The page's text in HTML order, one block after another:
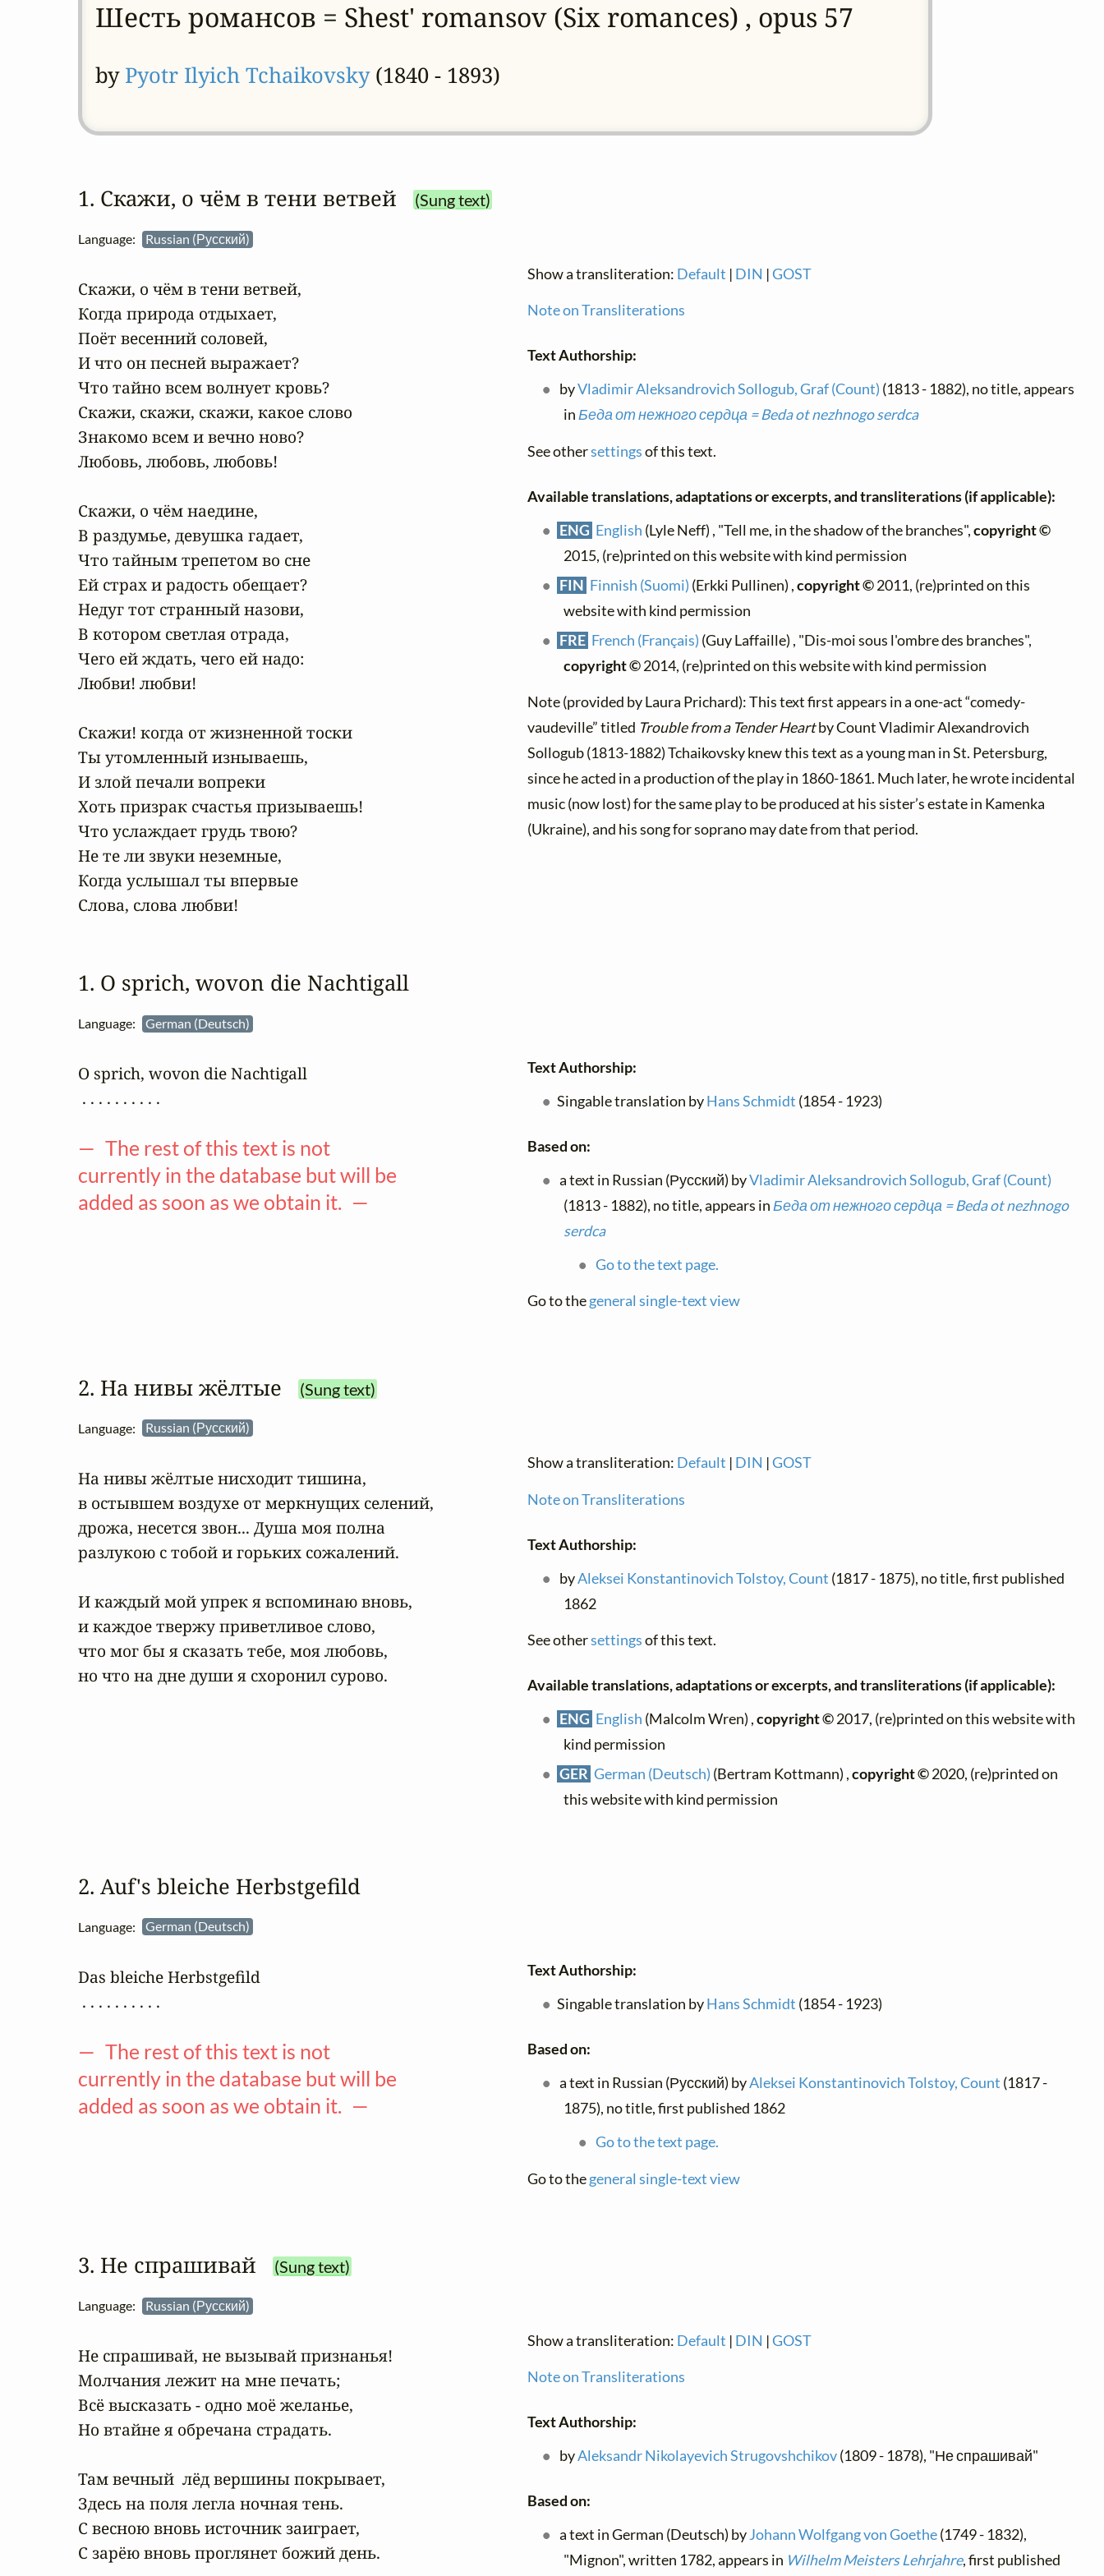
Шесть романсов = Shest' romansov (Six romances) , opus 57
by Pyotr Ilyich Tchaikovsky(1840 - 1893)
1. Скажи, о чём в тени ветвей (Sung text)
Language: Russian (Русский)
Скажи, о чём в тени ветвей,
Когда природа отдыхает,
Поёт весенний соловей,
И что он песней выражает?
Что тайно всем волнует кровь?
Скажи, скажи, скажи, какое слово
Знакомо всем и вечно ново?
Любовь, любовь, любовь!
Скажи, о чём наедине,
В раздумье, девушка гадает,
Что тайным трепетом во сне
Ей страх и радость обещает?
Недуг тот странный назови,
В котором светлая отрада,
Чего ей ждать, чего ей надо:
Любви! любви!
Скажи! когда от жизненной тоски
Ты утомленный изнываешь,
И злой печали вопреки
Хоть призрак счастья призываешь!
Что услаждает грудь твою?
Не те ли звуки неземные,
Когда услышал ты впервые
Слова, слова любви!
Show a transliteration: Default | DIN |GOST
Note on Transliterations
Text Authorship:
byVladimir Aleksandrovich Sollogub, Graf (Count) (1813 - 1882), no title, appears
inБеда от нежного сердца = Beda ot nezhnogo serdca
See othersettingsof this text.
Available translations, adaptations or excerpts, and transliterations (if applicable):
ENG English (Lyle Neff) , "Tell me, in the shadow of the branches",copyright ©
2015, (re)printed on this website with kind permission
FIN Finnish (Suomi) (Erkki Pullinen) ,copyright ©2011, (re)printed on this
website with kind permission
FRE French (Français) (Guy Laffaille) , "Dis-moi sous l'ombre des branches",
copyright ©2014, (re)printed on this website with kind permission
Note (provided by Laura Prichard): This text first appears in a one-act “comedy-
vaudeville” titled Trouble from a Tender Heartby Count Vladimir Alexandrovich
Sollogub (1813-1882) Tchaikovsky knew this text as a young man in St. Petersburg,
since he acted in a production of the play in 1860-1861. Much later, he wrote incidental
music (now lost) for the same play to be produced at his sister’s estate in Kamenka
(Ukraine), and his song for soprano may date from that period.
1. O sprich, wovon die Nachtigall
Language: German (Deutsch)
O sprich, wovon die Nachtigall
. . . . . . . . . .
— The rest of this text is not
currently in the database but will be
added as soon as we obtain it. —
Text Authorship:
Singable translation byHans Schmidt (1854 - 1923)
Based on:
a text in Russian (Русский) byVladimir Aleksandrovich Sollogub, Graf (Count)
(1813 - 1882), no title, appears inБеда от нежного сердца = Beda ot nezhnogo
serdca
Go to the text page.
Go to thegeneral single-text view
2. На нивы жёлтые (Sung text)
Language: Russian (Русский)
На нивы жёлтые нисходит тишина,
в остывшем воздухе от меркнущих селений,
дрожа, несется звон... Душа моя полна
разлукою с тобой и горьких сожалений.
И каждый мой упрек я вспоминаю вновь,
и каждое твержу приветливое слово,
что мог бы я сказать тебе, моя любовь,
но что на дне души я схоронил сурово.
Show a transliteration: Default | DIN |GOST
Note on Transliterations
Text Authorship:
byAleksei Konstantinovich Tolstoy, Count (1817 - 1875), no title, first published
1862
See othersettingsof this text.
Available translations, adaptations or excerpts, and transliterations (if applicable):
ENG English (Malcolm Wren) ,copyright ©2017, (re)printed on this website with
kind permission
GER German (Deutsch) (Bertram Kottmann) ,copyright ©2020, (re)printed on
this website with kind permission
2. Auf's bleiche Herbstgefild
Language: German (Deutsch)
Das bleiche Herbstgefild
. . . . . . . . . .
— The rest of this text is not
currently in the database but will be
added as soon as we obtain it. —
Text Authorship:
Singable translation byHans Schmidt (1854 - 1923)
Based on:
a text in Russian (Русский) byAleksei Konstantinovich Tolstoy, Count (1817 -
1875), no title, first published 1862
Go to the text page.
Go to thegeneral single-text view
3. Не спрашивай (Sung text)
Language: Russian (Русский)
Не спрашивай, не вызывай признанья!
Молчания лежит на мне печать;
Всё высказать - одно моё желанье,
Но втайне я обречана страдать.
Там вечный  лёд вершины покрывает,
Здесь на поля легла ночная тень.
С весною вновь источник заиграет,
С зарёю вновь проглянет божий день.
Show a transliteration: Default | DIN |GOST
Note on Transliterations
Text Authorship:
byAleksandr Nikolayevich Strugovshchikov(1809 - 1878), "Не спрашивай"
Based on:
a text in German (Deutsch) byJohann Wolfgang von Goethe(1749 - 1832),
"Mignon", written 1782, appears in Wilhelm Meisters Lehrjahre, first published